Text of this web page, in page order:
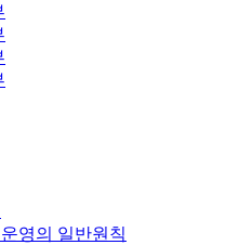
영의 일반원칙